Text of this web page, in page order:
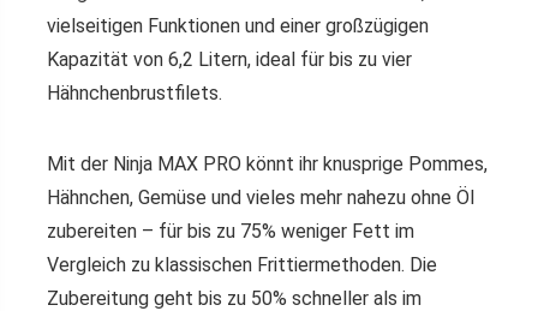
vielseitigen Funktionen und einer großzügigen
Kapazität von 6,2 Litern, ideal für bis zu vier
Hähnchenbrustfilets.
Mit der Ninja MAX PRO könnt ihr knusprige Pommes,
Hähnchen, Gemüse und vieles mehr nahezu ohne Öl
zubereiten – für bis zu 75% weniger Fett im
Vergleich zu klassischen Frittiermethoden. Die
Zubereitung geht bis zu 50% schneller als im